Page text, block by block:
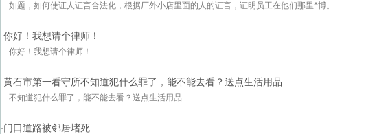
如题，如何使证人证言合法化，根据厂外小店里面的人的证言，证明员工在他们那里*博。
·你好！我想请个律师！
你好！我想请个律师！
·黄石市第一看守所不知道犯什么罪了，能不能去看？送点生活用品
不知道犯什么罪了，能不能去看？送点生活用品
·门口道路被邻居堵死